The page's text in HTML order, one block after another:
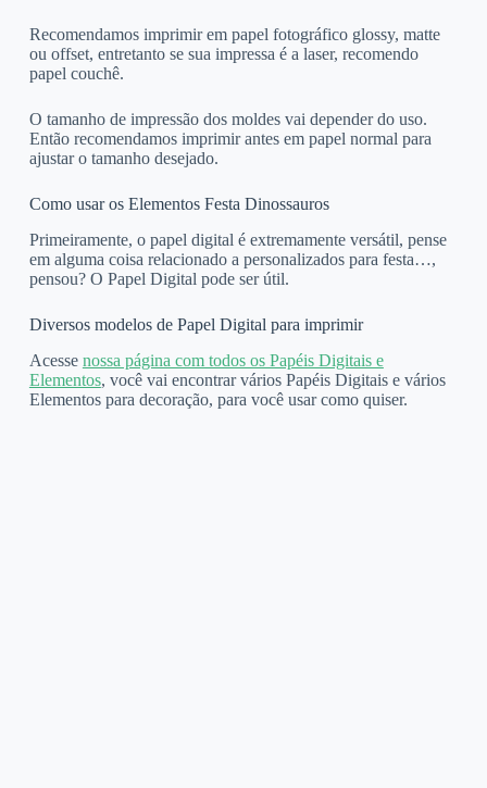
Recomendamos imprimir em papel fotográfico glossy, matte
ou offset, entretanto se sua impressa é a laser, recomendo
papel couchê.
O tamanho de impressão dos moldes vai depender do uso.
Então recomendamos imprimir antes em papel normal para
ajustar o tamanho desejado.
Como usar os Elementos Festa Dinossauros
Primeiramente, o papel digital é extremamente versátil, pense
em alguma coisa relacionado a personalizados para festa…,
pensou? O Papel Digital pode ser útil.
Diversos modelos de Papel Digital para imprimir
Acesse nossa página com todos os Papéis Digitais e
Elementos, você vai encontrar vários Papéis Digitais e vários
Elementos para decoração, para você usar como quiser.